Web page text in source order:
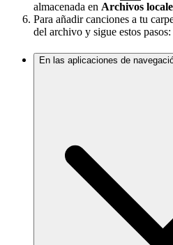
almacenada en Archivos
Para añadir canciones a tu
del archivo y sigue estos pasos:
En las aplicaciones de